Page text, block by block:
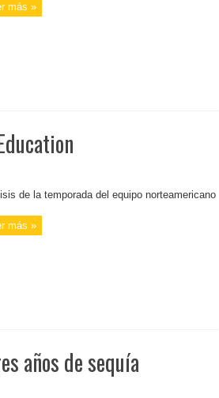
más »
de la temporada del equipo norteamericano
más »
años de sequía